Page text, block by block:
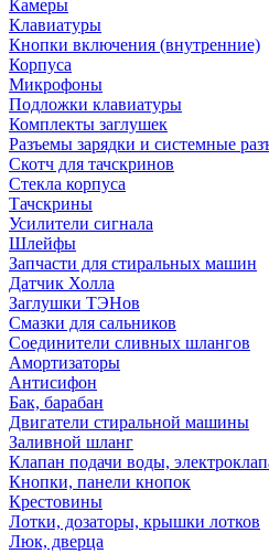
Камеры
Клавиатуры
Кнопки включения (внутренние)
Корпуса
Микрофоны
Подложки клавиатуры
Комплекты заглушек
Разъемы зарядки и системные
Скотч для тачскринов
Стекла корпуса
Тачскрины
Усилители сигнала
Шлейфы
Запчасти для стиральных машин
Датчик Холла
Заглушки ТЭНов
Смазки для сальников
Соединители сливных шлангов
Амортизаторы
Антисифон
Бак, барабан
Двигатели стиральной машины
Заливной шланг
Клапан подачи воды,
Кнопки, панели кнопок
Крестовины
Лотки, дозаторы, крышки лотков
Люк, дверца